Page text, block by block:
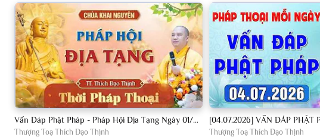
Vấn Đáp Phật Pháp - Pháp Hội Địa Tạng Ngày 01/08/2026│TT. Thích Đạo Thịnh
Thượng Toạ Thích Đạo Thịnh Thượng Toạ Thích Đạo Thịnh